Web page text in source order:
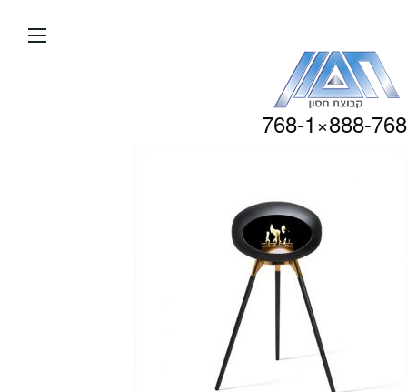
העמוד
888-768×768-1